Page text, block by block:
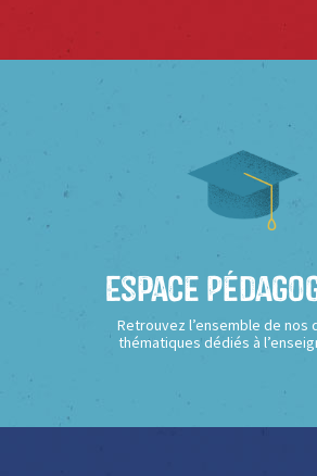
Espace
Retrouvez l’ensemble de nos
thématiques dédiés à